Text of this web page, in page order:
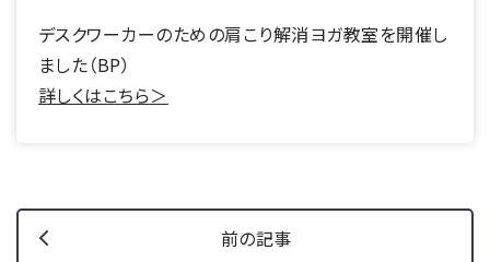
デスクワーカーのための肩こり解消ヨガ教室を開催し
ました（BP）
詳しくはこちら＞
前の記事